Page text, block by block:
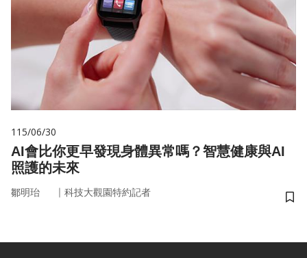
115/06/30
AI會比你更早發現身體異常嗎？智慧健康與AI
照護的未來
鄒明珆 ｜ 科技大觀園特約記者
儲